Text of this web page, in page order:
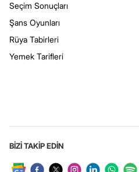
Seçim Sonuçları
Şans Oyunları
Rüya Tabirleri
Yemek Tarifleri
BİZİ TAKİP EDİN